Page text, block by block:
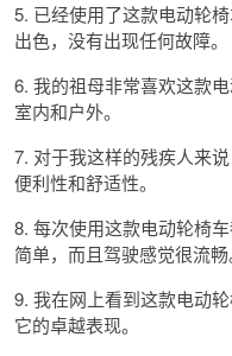
5. 已经使用了这款电动轮
出色，没有出现任何故障。
6. 我的祖母非常喜欢这款
室内和户外。
7. 对于我这样的残疾人来
便利性和舒适性。
8. 每次使用这款电动轮椅
简单，而且驾驶感觉很流畅
9. 我在网上看到这款电动
它的卓越表现。